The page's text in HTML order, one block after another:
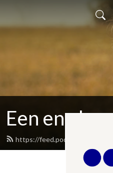
Een en al
https://feed.podbean.com/